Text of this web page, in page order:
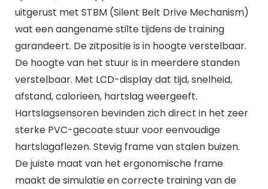
uitgerust met STBM (Silent Belt Drive Mechanism)
wat een aangename stilte tijdens de training
garandeert. De zitpositie is in hoogte verstelbaar.
De hoogte van het stuur is in meerdere standen
verstelbaar. Met LCD-display dat tijd, snelheid,
afstand, calorieën, hartslag weergeeft.
Hartslagsensoren bevinden zich direct in het zeer
sterke PVC-gecoate stuur voor eenvoudige
hartslagaflezen. Stevig frame van stalen buizen.
De juiste maat van het ergonomische frame
maakt de simulatie en correcte training van de